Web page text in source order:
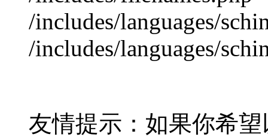
/includes/languages/
/includes/languages/
友情提示：如果你希